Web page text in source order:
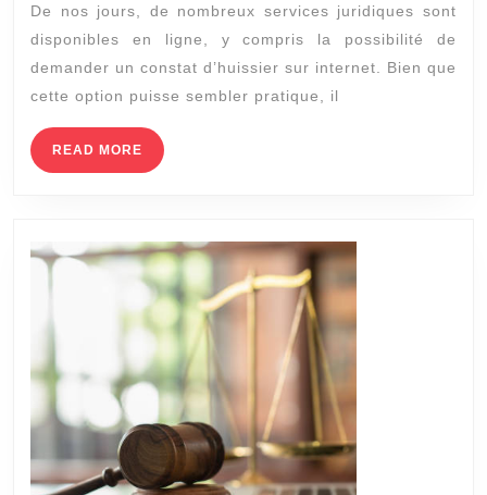
:
Quels
sont
avantages
d’un
constat
d’huissier
sur
internet?
De nos jours, de nombreux services juridiques sont
disponibles en ligne, y compris la possibilité de
demander un constat d’huissier sur internet. Bien que
cette option puisse sembler pratique, il
READ MORE READ
MORE